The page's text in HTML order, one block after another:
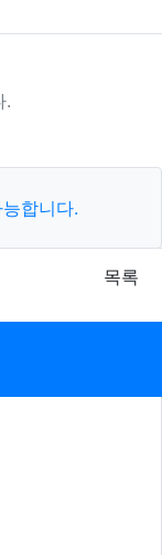
.
합니다.
목록